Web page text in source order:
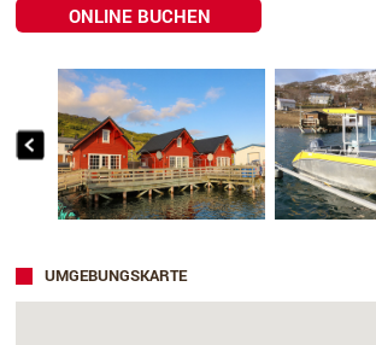
ONLINE BUCHEN
UMGEBUNGSKARTE